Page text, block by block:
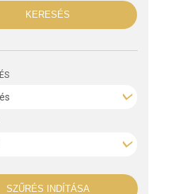
KERESÉS
SZŰRÉS INDÍTÁSA